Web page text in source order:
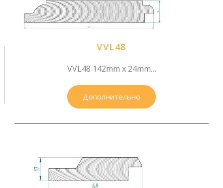
VVL48
VVL48 142mm x 24mm…
Дополнительно